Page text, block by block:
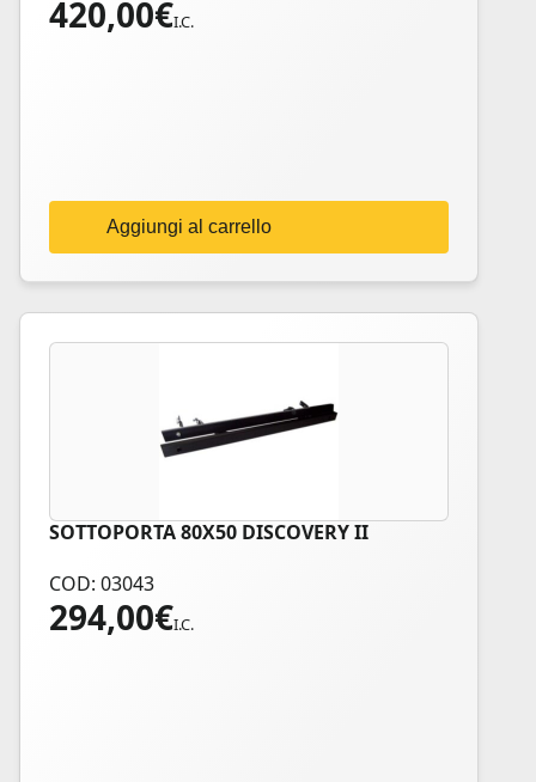
420,00€I.C.
Aggiungi al carrello
SOTTOPORTA 80X50 DISCOVERY II
COD: 03043
294,00€I.C.